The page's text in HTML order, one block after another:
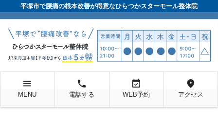
平塚市で腰痛の根本改善が得意なひらつかスターモール整体院
menu
MENU
local_phone
電話する
event_available
WEB予約
location_on
アクセス